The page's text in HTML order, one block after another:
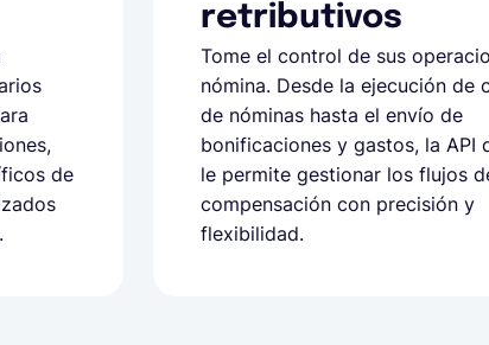
de
retributivos
Tome el control de sus
nómina. Desde la ejecución de
de nóminas hasta el envío de
bonificaciones y gastos, la API
le permite gestionar los flujos
compensación con precisión y
flexibilidad.